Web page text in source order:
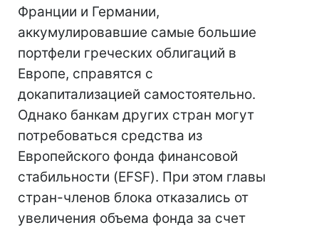
Франции и Германии,
аккумулировавшие самые большие
портфели греческих облигаций в
Европе, справятся с
докапитализацией самостоятельно.
Однако банкам других стран могут
потребоваться средства из
Европейского фонда финансовой
стабильности (EFSF). При этом главы
стран-членов блока отказались от
увеличения объема фонда за счет